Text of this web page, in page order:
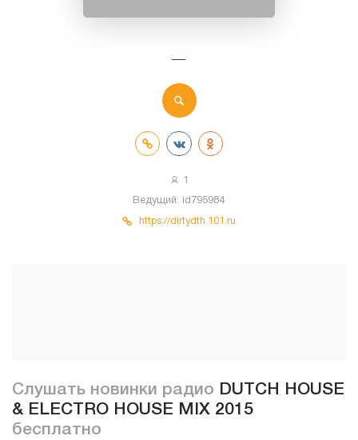
—
1
Ведущий: id795984
https://dirtydth.101.ru
Слушать новинки радио DUTCH HOUSE
& ELECTRO HOUSE MIX 2015
бесплатно